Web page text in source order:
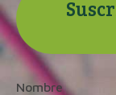
Nombre